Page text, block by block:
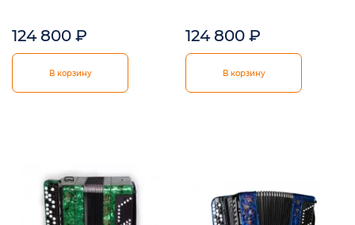
124 800 ₽
В корзину
124 800 ₽
В корзину